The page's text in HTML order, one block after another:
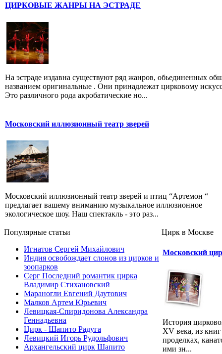
ЦИРКОВЫЕ ЖАНРЫ НА ЭСТРАДЕ
На эстраде издавна существуют ряд жанров, обьединенных
названием оригинальные . Они принадлежат цирковому
Это различного рода акробатические но...
Московский иллюзионный театр зверей
Московский иллюзионный театр зверей и птиц “Артемон “
предлагает вашему вниманию музыкальное иллюзионное
экологическое шоу. Наш спектакль - это раз...
Популярные cтатьи
Игнатов Сергей Михайлович
Индия освобождает слонов из цирков и
зоопарков
Серг Последний романтик цирка
Владимир Стихановский
Мараногли Евгений Даутович
Малков Артем Юрьевич
Левицкая-Спиридонова Александра
Геннадьевна
Цирк - Шапито Радуга
Левицкий Игорь Рудольфович
Архангельский цирк Шапито
Цирк в Москве
Московский
История
XV века, из
проделках,
ими зн...